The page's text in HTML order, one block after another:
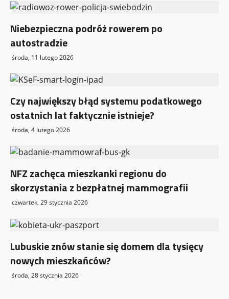
Niebezpieczna podróż rowerem po
autostradzie
środa, 11 lutego 2026
Czy największy błąd systemu podatkowego
ostatnich lat faktycznie istnieje?
środa, 4 lutego 2026
NFZ zachęca mieszkanki regionu do
skorzystania z bezpłatnej mammografii
czwartek, 29 stycznia 2026
Lubuskie znów stanie się domem dla tysięcy
nowych mieszkańców?
środa, 28 stycznia 2026